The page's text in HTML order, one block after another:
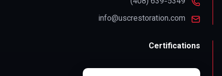
info@uscrestoration.com
Certifications